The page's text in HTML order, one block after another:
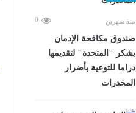
منذ شهرين 0
صندوق مكافحة الإدمان
يشكر "المتحدة" لتقديمها
دراما للتوعية بأضرار
المخدرات